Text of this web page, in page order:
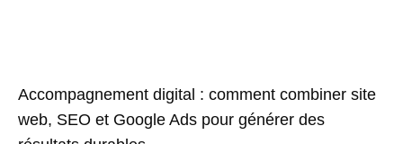
Accompagnement digital : comment combiner site
web, SEO et Google Ads pour générer des